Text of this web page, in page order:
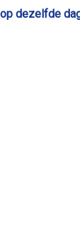
dezelfde